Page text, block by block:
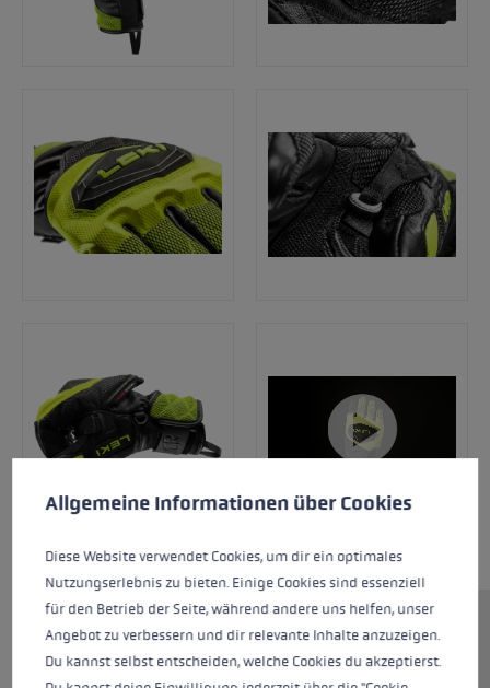
Der WCR Venom 3D Junior ist der perfekte
Rennhandschuh für alle Nachwuchsathleten!
Cookie-Voreinstellungen
Allgemeine Informationen über Cookies
Diese Website verwendet Cookies, um dir ein optimales
Nutzungserlebnis zu bieten. Einige Cookies sind essenziell
für den Betrieb der Seite, während andere uns helfen, unser
Angebot zu verbessern und dir relevante Inhalte anzuzeigen.
Du kannst selbst entscheiden, welche Cookies du akzeptierst.